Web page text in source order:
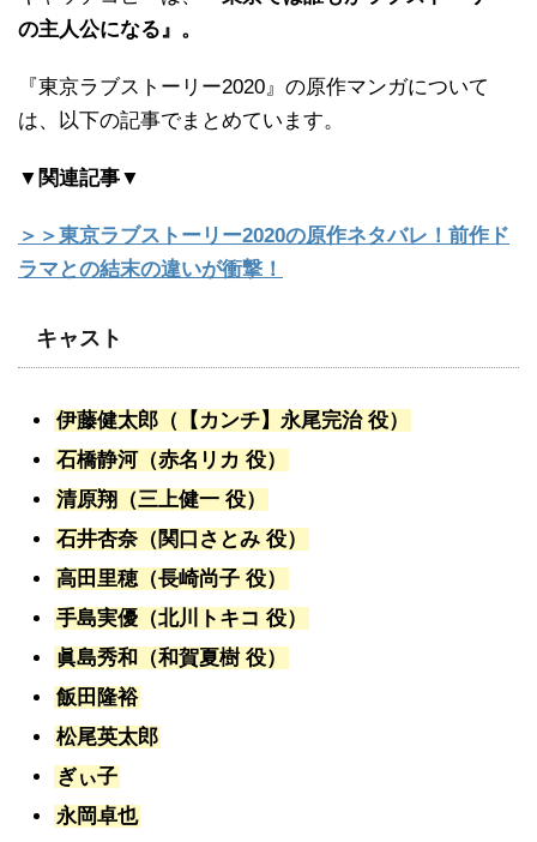
の主人公になる』。
『東京ラブストーリー2020』の原作マンガについて
は、以下の記事でまとめています。
▼関連記事▼
＞＞東京ラブストーリー2020の原作ネタバレ！前作ド
ラマとの結末の違いが衝撃！
キャスト
伊藤健太郎（【カンチ】永尾完治 役）
石橋静河（赤名リカ 役）
清原翔（三上健一 役）
石井杏奈（関口さとみ 役）
高田里穂（長崎尚子 役）
手島実優（北川トキコ 役）
眞島秀和（和賀夏樹 役）
飯田隆裕
松尾英太郎
ぎぃ子
永岡卓也